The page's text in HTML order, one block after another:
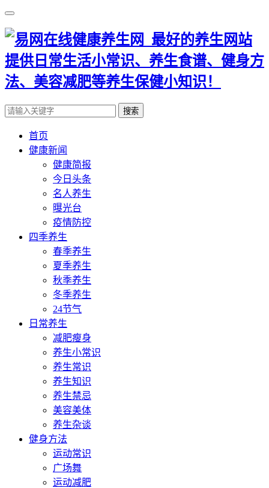
搜索
首页
健康新闻
健康简报
今日头条
名人养生
曝光台
疫情防控
四季养生
春季养生
夏季养生
秋季养生
冬季养生
24节气
日常养生
减肥瘦身
养生小常识
养生常识
养生知识
养生禁忌
美容美体
养生杂谈
健身方法
运动常识
广场舞
运动减肥